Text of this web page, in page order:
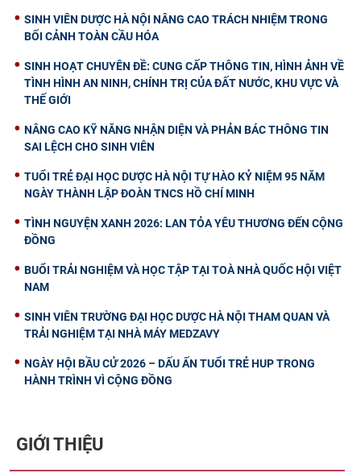
SINH VIÊN DƯỢC HÀ NỘI NÂNG CAO TRÁCH NHIỆM TRONG
BỐI CẢNH TOÀN CẦU HÓA
SINH HOẠT CHUYÊN ĐỀ: CUNG CẤP THÔNG TIN, HÌNH ẢNH VỀ
TÌNH HÌNH AN NINH, CHÍNH TRỊ CỦA ĐẤT NƯỚC, KHU VỰC VÀ
THẾ GIỚI
NÂNG CAO KỸ NĂNG NHẬN DIỆN VÀ PHẢN BÁC THÔNG TIN
SAI LỆCH CHO SINH VIÊN
TUỔI TRẺ ĐẠI HỌC DƯỢC HÀ NỘI TỰ HÀO KỶ NIỆM 95 NĂM
NGÀY THÀNH LẬP ĐOÀN TNCS HỒ CHÍ MINH
TÌNH NGUYỆN XANH 2026: LAN TỎA YÊU THƯƠNG ĐẾN CỘNG
ĐỒNG
BUỔI TRẢI NGHIỆM VÀ HỌC TẬP TẠI TOÀ NHÀ QUỐC HỘI VIỆT
NAM
SINH VIÊN TRƯỜNG ĐẠI HỌC DƯỢC HÀ NỘI THAM QUAN VÀ
TRẢI NGHIỆM TẠI NHÀ MÁY MEDZAVY
NGÀY HỘI BẦU CỬ 2026 – DẤU ẤN TUỔI TRẺ HUP TRONG
HÀNH TRÌNH VÌ CỘNG ĐỒNG
GIỚI THIỆU